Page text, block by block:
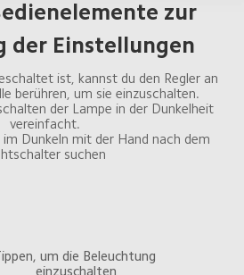
zur
der Einstellungen
ist, kannst du den Regler an
berühren, um sie einzuschalten.
der Lampe in der Dunkelheit
vereinfacht.
Dunkeln mit der Hand nach dem
suchen
um die Beleuchtung
einzuschalten